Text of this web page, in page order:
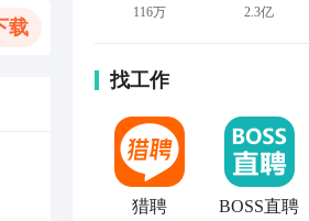
载
116万 2.3亿
找工作
猎聘 BOSS直聘